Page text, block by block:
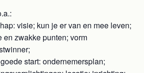
visie; kun je er van en mee leven;
en zwakke punten; vorm
start: ondernemersplan;